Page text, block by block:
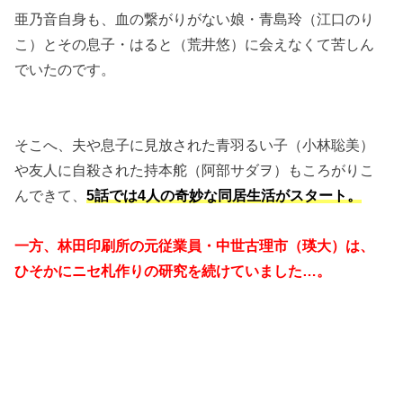
亜乃音自身も、血の繋がりがない娘・青島玲（江口のり
こ）とその息子・はると（荒井悠）に会えなくて苦しん
でいたのです。
そこへ、夫や息子に見放された青羽るい子（小林聡美）
や友人に自殺された持本舵（阿部サダヲ）もころがりこ
んできて、5話では4人の奇妙な同居生活がスタート。
一方、林田印刷所の元従業員・中世古理市（瑛大）は、
ひそかにニセ札作りの研究を続けていました…。